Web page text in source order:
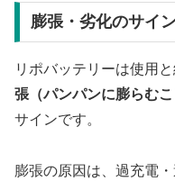
膨張・劣化のサイ
リポバッテリーは使用
張（パンパンに膨らむこ
サインです。
膨張の原因は、過充電